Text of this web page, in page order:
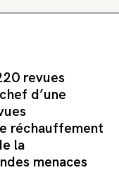
revues
d’une
réchauffement
la
menaces